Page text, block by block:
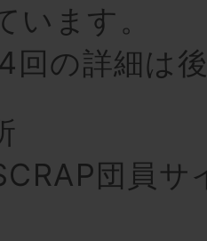
います。
回の詳細は
団員サ